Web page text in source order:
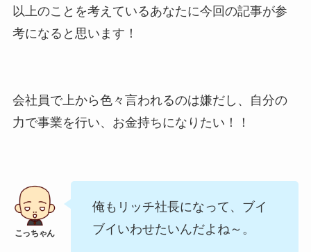
以上のことを考えているあなたに今回の記事が参
考になると思います！
会社員で上から色々言われるのは嫌だし、自分の
力で事業を行い、お金持ちになりたい！！
俺もリッチ社長になって、ブイ
ブイいわせたいんだよね～。